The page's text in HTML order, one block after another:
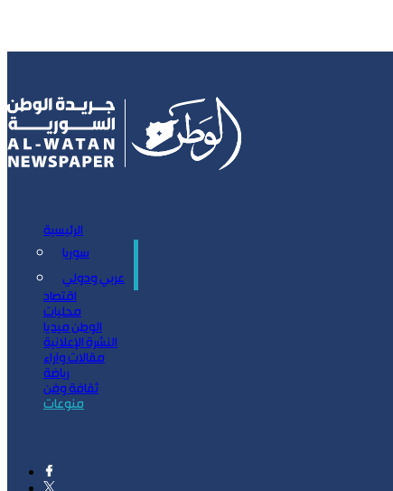
الرئيسية
سوريا
عربي ودولي
اقتصاد
محليات
الوطن ميديا
النشرة الإعلانية
مقالات وآراء
رياضة
ثقافة وفن
منوعات